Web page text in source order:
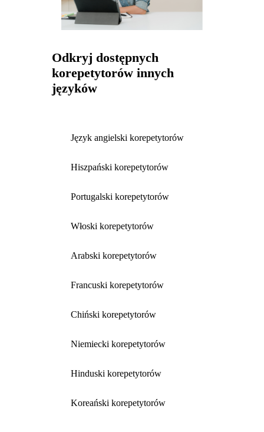
Odkryj dostępnych
korepetytorów innych
języków
Język angielski korepetytorów
Hiszpański korepetytorów
Portugalski korepetytorów
Włoski korepetytorów
Arabski korepetytorów
Francuski korepetytorów
Chiński korepetytorów
Niemiecki korepetytorów
Hinduski korepetytorów
Koreański korepetytorów